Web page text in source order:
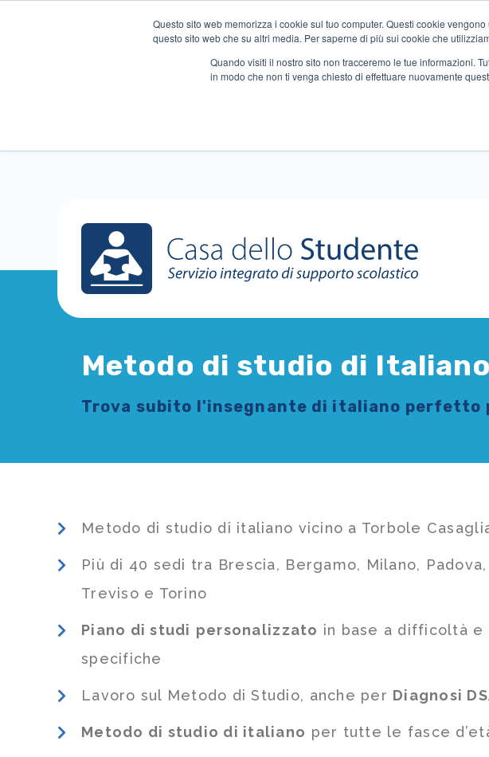
Questo sito web memorizza i cookie sul tuo computer. Questi cookie
questo sito web che su altri media. Per saperne di più sui cookie che
Quando visiti il ​​nostro sito non tracceremo le tue informazioni.
in modo che non ti venga chiesto di effettuare nuovamente
Metodo di studio di
Trova subito l'insegnante di italiano perfetto
Metodo di studio di italiano vicino a Torbole
Più di 40 sedi tra Brescia, Bergamo, Milano, Padova,
Treviso e Torino
Piano di studi personalizzato in base a difficoltà e
specifiche
Lavoro sul Metodo di Studio, anche per Diagnosi
Metodo di studio di italiano per tutte le fasce